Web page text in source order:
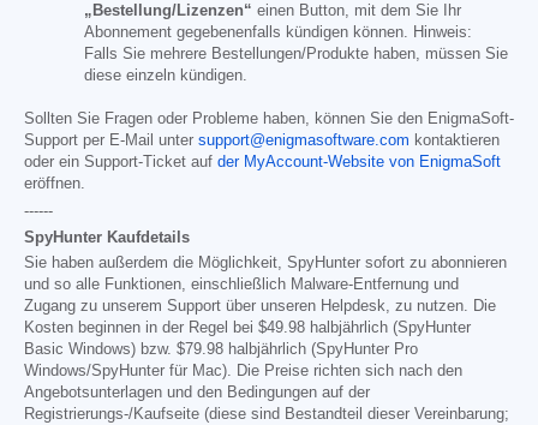
„Bestellung/Lizenzen“ einen Button, mit dem Sie Ihr
Abonnement gegebenenfalls kündigen können. Hinweis:
Falls Sie mehrere Bestellungen/Produkte haben, müssen Sie
diese einzeln kündigen.
Sollten Sie Fragen oder Probleme haben, können Sie den EnigmaSoft-
Support per E-Mail unter support@enigmasoftware.com kontaktieren
oder ein Support-Ticket auf der MyAccount-Website von EnigmaSoft
eröffnen.
------
SpyHunter Kaufdetails
Sie haben außerdem die Möglichkeit, SpyHunter sofort zu abonnieren
und so alle Funktionen, einschließlich Malware-Entfernung und
Zugang zu unserem Support über unseren Helpdesk, zu nutzen. Die
Kosten beginnen in der Regel bei $49.98 halbjährlich (SpyHunter
Basic Windows) bzw. $79.98 halbjährlich (SpyHunter Pro
Windows/SpyHunter für Mac). Die Preise richten sich nach den
Angebotsunterlagen und den Bedingungen auf der
Registrierungs-/Kaufseite (diese sind Bestandteil dieser Vereinbarung;